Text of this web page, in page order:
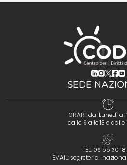
(opens
SEDE
ORARI: dal Lunedì
dalle 9 alle 13 e dalle
TEL: 06 55 30
EMAIL: